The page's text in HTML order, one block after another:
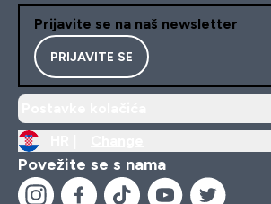
Prijavite se na naš newsletter
PRIJAVITE SE
Povežite se s nama